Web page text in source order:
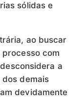
sólidas e
ao buscar
com
a
demais
devidamente